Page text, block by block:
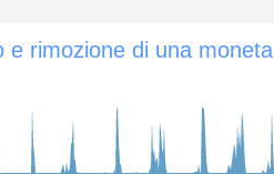
e rimozione di una moneta